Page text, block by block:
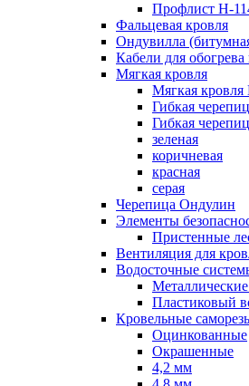
Профлист H-
Фальцевая кровля
Ондувилла
Кабели для
Мягкая кровля
Мягкая
Гибкая
Гибкая
зеленая
коричневая
красная
серая
Черепица Ондулин
Элементы
Пристенные
Вентиляция для
Водосточные
Пластиковый
Кровельные
Оцинкованные
Окрашенные
4,2 мм